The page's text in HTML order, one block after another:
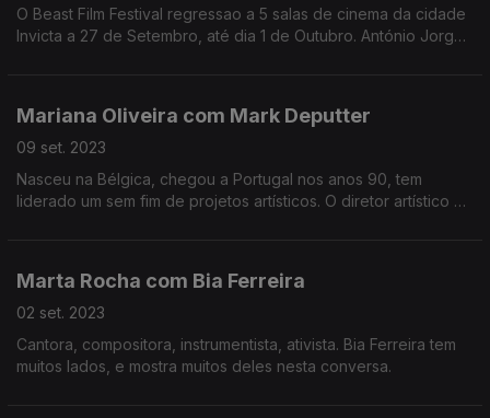
O Beast Film Festival regressao a 5 salas de cinema da cidade
Invicta a 27 de Setembro, até dia 1 de Outubro. António Jorge
Mariana Oliveira com Mark Deputter
09 set. 2023
Nasceu na Bélgica, chegou a Portugal nos anos 90, tem
liderado um sem fim de projetos artísticos. O diretor artístico da
Marta Rocha com Bia Ferreira
02 set. 2023
Cantora, compositora, instrumentista, ativista. Bia Ferreira tem
muitos lados, e mostra muitos deles nesta conversa.